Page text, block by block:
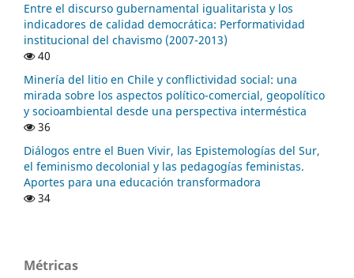
Entre el discurso gubernamental igualitarista y los
indicadores de calidad democrática: Performatividad
institucional del chavismo (2007-2013)
40
Minería del litio en Chile y conflictividad social: una
mirada sobre los aspectos político-comercial, geopolítico
y socioambiental desde una perspectiva interméstica
36
Diálogos entre el Buen Vivir, las Epistemologías del Sur,
el feminismo decolonial y las pedagogías feministas.
Aportes para una educación transformadora
34
Métricas